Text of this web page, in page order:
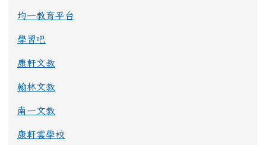
均一教育平台
學習吧
康軒文教
翰林文教
南一文教
康軒雲學校